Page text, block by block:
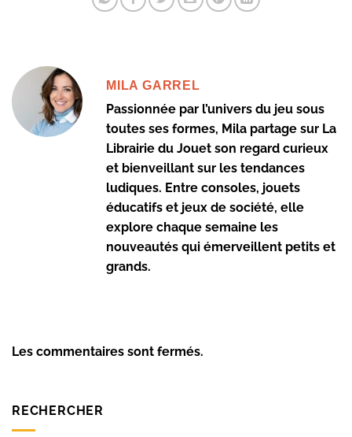
MILA GARREL
Passionnée par l’univers du jeu sous
toutes ses formes, Mila partage sur La
Librairie du Jouet son regard curieux
et bienveillant sur les tendances
ludiques. Entre consoles, jouets
éducatifs et jeux de société, elle
explore chaque semaine les
nouveautés qui émerveillent petits et
grands.
Les commentaires sont fermés.
RECHERCHER